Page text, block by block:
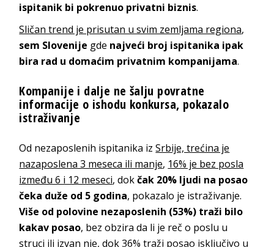
ispitanik bi pokrenuo privatni biznis.
Sličan trend je prisutan u svim zemljama regiona,
sem Slovenije gde najveći broj ispitanika ipak
bira rad u domaćim privatnim kompanijama.
Kompanije i dalje ne šalju povratne
informacije o ishodu konkursa, pokazalo
istraživanje
Od nezaposlenih ispitanika izSrbije, trećina je
nazaposlena 3 meseca ili manje, 16% je bez posla
između 6 i 12 meseci, dokčak 20% ljudi na posao
čeka duže od 5 godina, pokazalo je istraživanje.
Više od polovine nezaposlenih (53%) traži bilo
kakav posao, bez obzira da li je reč o poslu u
struci ili izvan nje, dok36% traži posao isključivo u